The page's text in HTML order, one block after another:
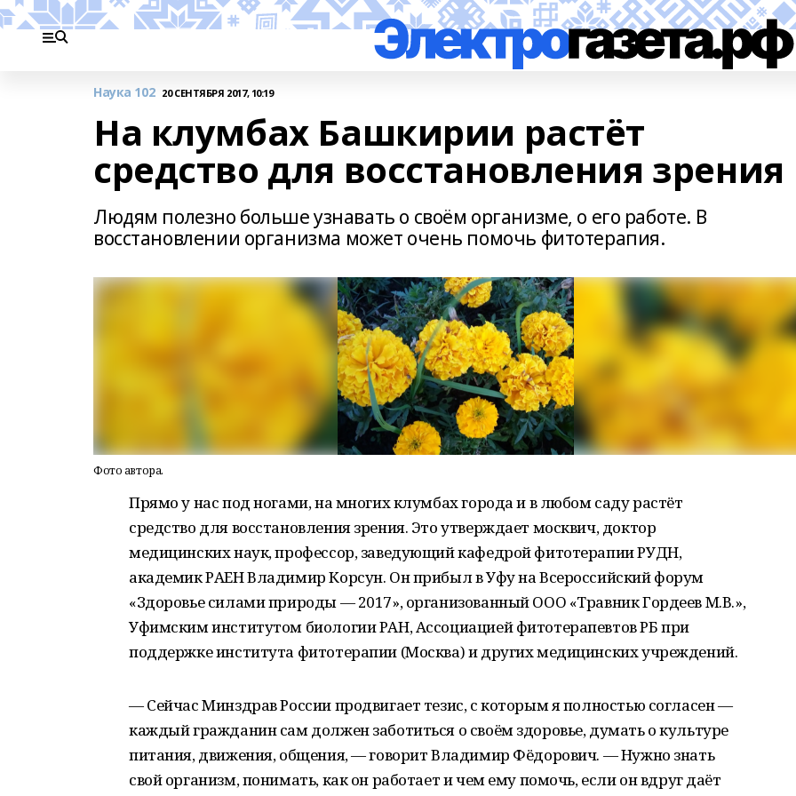
Наука 102 20 СЕНТЯБРЯ 2017, 10:19
На клумбах Башкирии растёт
средство для восстановления зрения
Людям полезно больше узнавать о своём организме, о его работе. В
восстановлении организма может очень помочь фитотерапия.
Фото автора.
Прямо у нас под ногами, на многих клумбах города и в любом саду растёт
средство для восстановления зрения. Это утверждает москвич, доктор
медицинских наук, профессор, заведующий кафедрой фитотерапии РУДН,
академик РАЕН Владимир Корсун. Он прибыл в Уфу на Всероссийский форум
«Здоровье силами природы — 2017», организованный ООО «Травник Гордеев М.В.»,
Уфимским институтом биологии РАН, Ассоциацией фитотерапевтов РБ при
поддержке института фитотерапии (Москва) и других медицинских учреждений.
— Сейчас Минздрав России продвигает тезис, с которым я полностью согласен —
каждый гражданин сам должен заботиться о своём здоровье, думать о культуре
питания, движения, общения, — говорит Владимир Фёдорович. — Нужно знать
свой организм, понимать, как он работает и чем ему помочь, если он вдруг даёт